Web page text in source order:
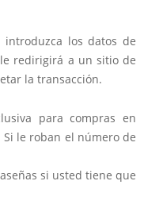
los datos de
redirigirá a un sitio de
la transacción.
para compras en
le roban el número de
si usted tiene que